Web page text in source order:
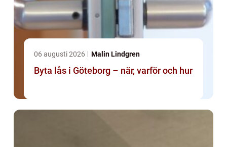
06 augusti 2026 Malin Lindgren
Byta lås i Göteborg – när, varför och hur